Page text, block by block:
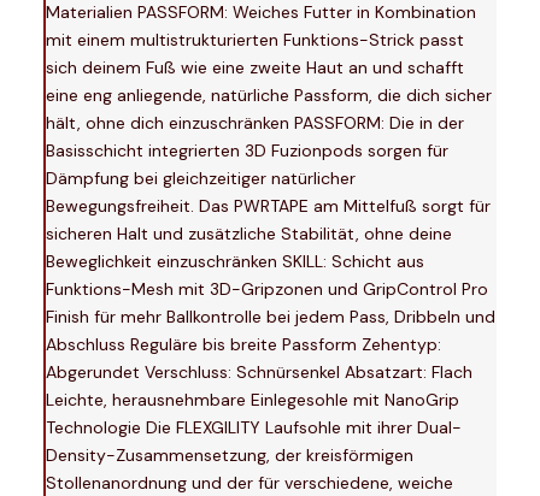
Materialien PASSFORM: Weiches Futter in Kombination
mit einem multistrukturierten Funktions-Strick passt
sich deinem Fuß wie eine zweite Haut an und schafft
eine eng anliegende, natürliche Passform, die dich sicher
hält, ohne dich einzuschränken PASSFORM: Die in der
Basisschicht integrierten 3D Fuzionpods sorgen für
Dämpfung bei gleichzeitiger natürlicher
Bewegungsfreiheit. Das PWRTAPE am Mittelfuß sorgt für
sicheren Halt und zusätzliche Stabilität, ohne deine
Beweglichkeit einzuschränken SKILL: Schicht aus
Funktions-Mesh mit 3D-Gripzonen und GripControl Pro
Finish für mehr Ballkontrolle bei jedem Pass, Dribbeln und
Abschluss Reguläre bis breite Passform Zehentyp:
Abgerundet Verschluss: Schnürsenkel Absatzart: Flach
Leichte, herausnehmbare Einlegesohle mit NanoGrip
Technologie Die FLEXGILITY Laufsohle mit ihrer Dual-
Density-Zusammensetzung, der kreisförmigen
Stollenanordnung und der für verschiedene, weiche